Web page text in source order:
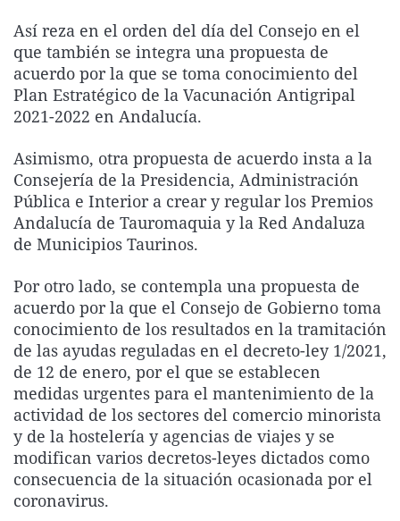
Así reza en el orden del día del Consejo en el
que también se integra una propuesta de
acuerdo por la que se toma conocimiento del
Plan Estratégico de la Vacunación Antigripal
2021-2022 en Andalucía.
Asimismo, otra propuesta de acuerdo insta a la
Consejería de la Presidencia, Administración
Pública e Interior a crear y regular los Premios
Andalucía de Tauromaquia y la Red Andaluza
de Municipios Taurinos.
Por otro lado, se contempla una propuesta de
acuerdo por la que el Consejo de Gobierno toma
conocimiento de los resultados en la tramitación
de las ayudas reguladas en el decreto-ley 1/2021,
de 12 de enero, por el que se establecen
medidas urgentes para el mantenimiento de la
actividad de los sectores del comercio minorista
y de la hostelería y agencias de viajes y se
modifican varios decretos-leyes dictados como
consecuencia de la situación ocasionada por el
coronavirus.